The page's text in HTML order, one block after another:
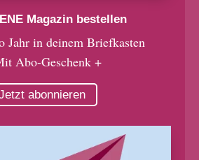
Magazin bestellen
Jahr in deinem Briefkasten
Abo-Geschenk +
abonnieren